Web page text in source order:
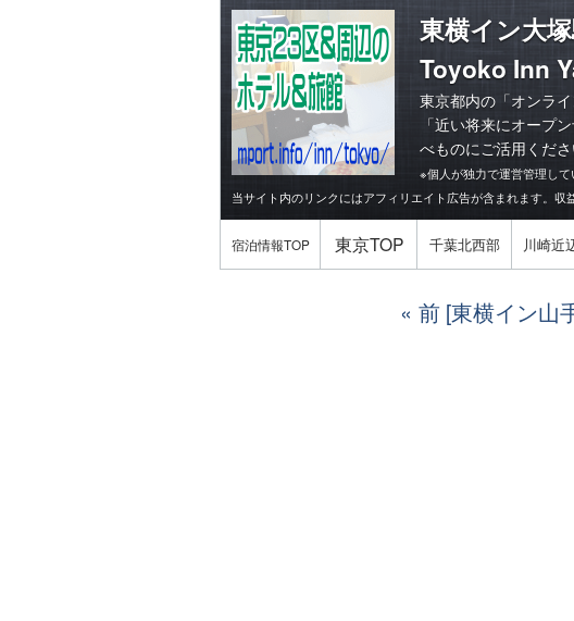
東横イン大
Toyoko Inn
東京都内の「オンラ
「近い将来にオープ
べものにご活用くださ
※個人が独力で運営管理し
当サイト内のリンクにはアフィリエイト広告が含まれます。収
宿泊情報TOP 東京TOP 千葉北西部 川崎近
前 [東横イン山